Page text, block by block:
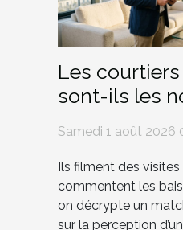
Les
sont-ils les
influenceurs
Samedi 1 août 2026
Ils filment des
commentent les
on décrypte un
sur la perception